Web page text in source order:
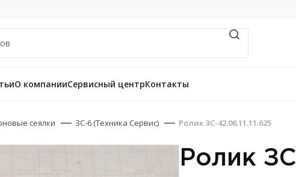
О компанииСервисный центрКонтакты
сеялки ЗС-6 (Техника Сервис) Ролик ЗС-42.06.11.11.625
Ролик